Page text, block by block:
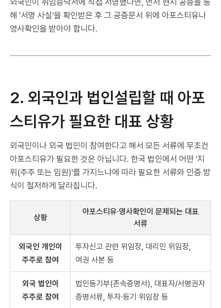
외국인이 취임승낙서에 직접 서명했다면, 먼저 현지 공증을 통
해 '서명 사실'을 확인받은 후 그 공증문서 위에 아포스티유나
영사확인을 받아야 합니다.
2. 외국인과 법인설립할 때 아포
스티유가 필요한 대표 상황
외국인이나 외국 법인이 참여한다고 해서 모든 서류에 무조건
아포스티유가 필요한 것은 아닙니다. 한국 법인에서 어떤 '지
위(주주 또는 임원)'를 가지느냐에 따라 필요한 서류와 인증 방
식이 철저하게 달라집니다.
상황
아포스티유·영사확인이 문제되는 대표
서류
외국인 개인이
주주로 참여
투자신고 관련 위임장, 대리인 위임장,
여권 사본 등
외국 법인이
주주로 참여
법인등기부(존속증명서), 대표자/서명권자
증명서류, 투자·등기 위임장 등